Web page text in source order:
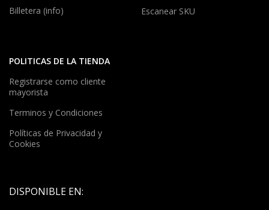
Billetera (info)
Escanear SKU
POLITICAS DE LA TIENDA
Registrarse como cliente
mayorista
Terminos y Condiciones
Políticas de Privacidad y
Cookies
DISPONIBLE EN: